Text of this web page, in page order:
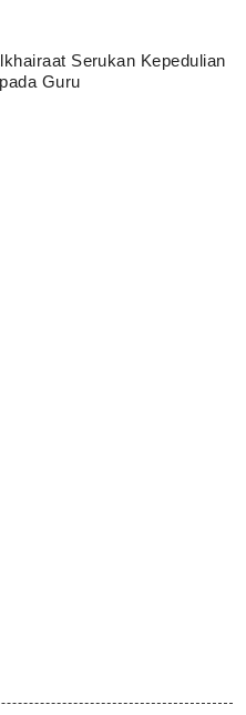
Serukan Kepedulian
Guru